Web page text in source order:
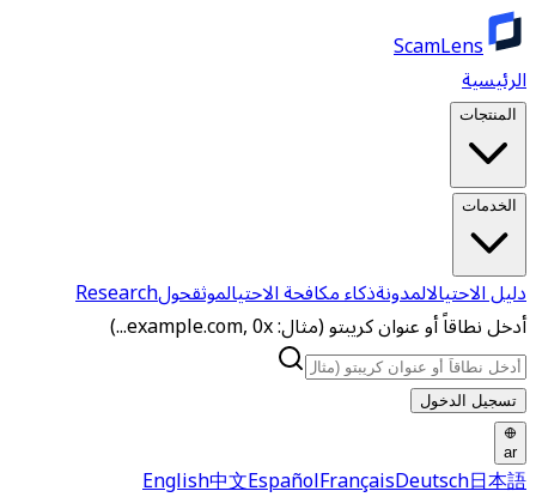
ScamLens
الرئيسية
المنتجات
الخدمات
دليل الاحتيالالمدونةذكاء مكافحة الاحتيالموثقحولResearch
أدخل نطاقاً أو عنوان كريبتو (مثال: example.com, 0x...)
تسجيل الدخول
ar
English中文EspañolFrançaisDeutsch日本語